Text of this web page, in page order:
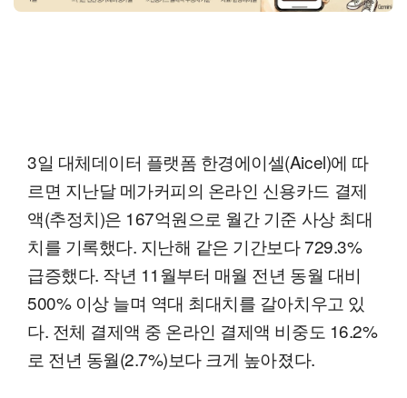
3일 대체데이터 플랫폼 한경에이셀(Aicel)에 따
르면 지난달 메가커피의 온라인 신용카드 결제
액(추정치)은 167억원으로 월간 기준 사상 최대
치를 기록했다. 지난해 같은 기간보다 729.3%
급증했다. 작년 11월부터 매월 전년 동월 대비
500% 이상 늘며 역대 최대치를 갈아치우고 있
다. 전체 결제액 중 온라인 결제액 비중도 16.2%
로 전년 동월(2.7%)보다 크게 높아졌다.